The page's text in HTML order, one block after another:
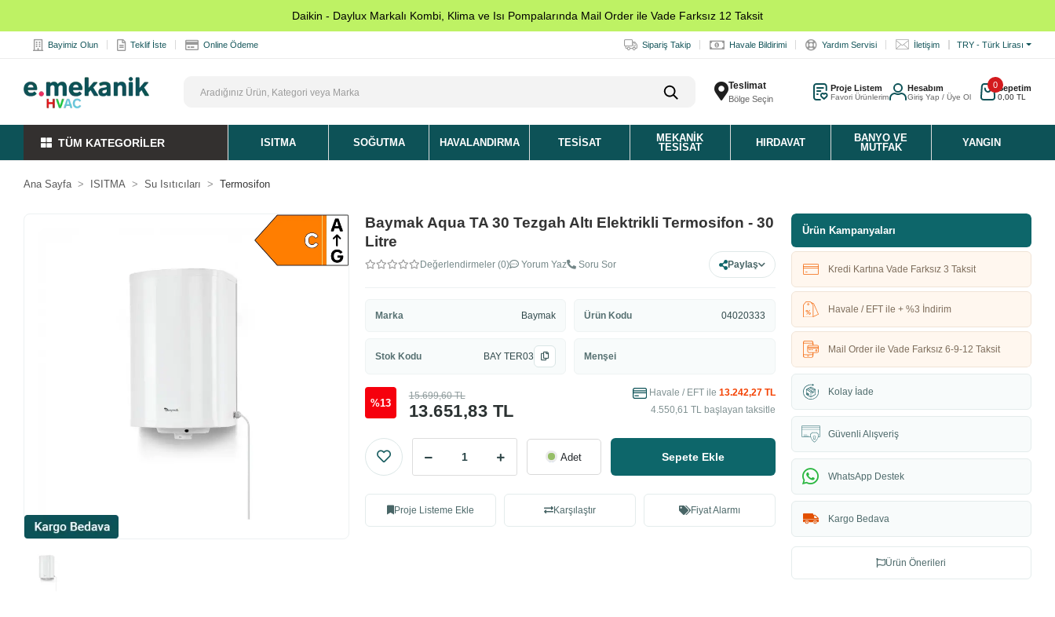
Daikin - Daylux Markalı Kombi, Klima ve Isı Pompalarında Mail Order ile Vade Farksız 12 Taksit
Bayimiz Olun Teklif İste Online Ödeme Sipariş Takip Havale Bildirimi Yardım Servisi İletişim TRY - Türk Lirası
Teslimat
Bölge Seçin
Proje Listem
Favori Ürünlerim
Hesabım
Giriş Yap / Üye Ol
0Sepetim
0,00 TL
TÜM KATEGORİLER ISITMA SOĞUTMA HAVALANDIRMA TESISAT
MEKANIK
TESISAT
HIRDAVAT
BANYO VE
MUTFAK
YANGIN
Ana Sayfa ISITMA Su Isıtıcıları Termosifon
Baymak Aqua TA 30 Tezgah Altı Elektrikli Termosifon - 30
Litre
Değerlendirmeler (0) Yorum Yaz Soru Sor Paylaş
Marka Baymak Ürün Kodu 04020333
Stok Kodu BAY TER03 Menşei
%13 13.651,83 TL
15.699,60 TL Havale / EFT ile 13.242,27 TL
4.550,61 TL başlayan taksitle
Adet Sepete Ekle
Proje Listeme Ekle Karşılaştır Fiyat Alarmı
Ürün Kampanyaları
Kredi Kartına Vade Farksız 3 Taksit
Havale / EFT ile + %3 İndirim
Mail Order ile Vade Farksız 6-9-12 Taksit
Kolay İade
Güvenli Alışveriş
WhatsApp Destek
Kargo Bedava
Ürün Önerileri